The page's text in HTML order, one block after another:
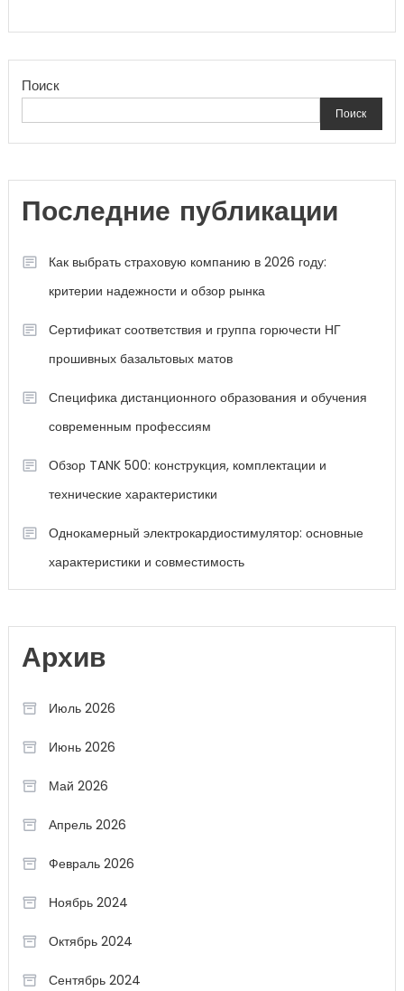
Поиск
Поиск
Последние публикации
Как выбрать страховую компанию в 2026 году:
критерии надежности и обзор рынка
Сертификат соответствия и группа горючести НГ
прошивных базальтовых матов
Специфика дистанционного образования и обучения
современным профессиям
Обзор TANK 500: конструкция, комплектации и
технические характеристики
Однокамерный электрокардиостимулятор: основные
характеристики и совместимость
Архив
Июль 2026
Июнь 2026
Май 2026
Апрель 2026
Февраль 2026
Ноябрь 2024
Октябрь 2024
Сентябрь 2024